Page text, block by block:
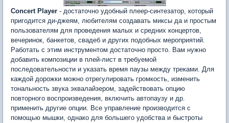
Concert Player - достаточно удобный плеер-синтезатор, который
пригодится ди-джеям, любителям создавать миксы да и простым
пользователям для проведения малых и средних концертов,
вечеринок, банкетов, свадеб и других подобных мероприятий.
Работать с этим инструментом достаточно просто. Вам нужно
добавить композиции в плей-лист в требуемой
последовательности и указать время паузы между треками. Для
каждой дорожки можно отрегулировать громкость, изменить
тональность звука эквалайзером, задействовать опцию
повторного воспроизведения, включить автопаузу и др.
применить другие опции. Все управление производится с
помощью мышки, однако для большего удобства и быстроты